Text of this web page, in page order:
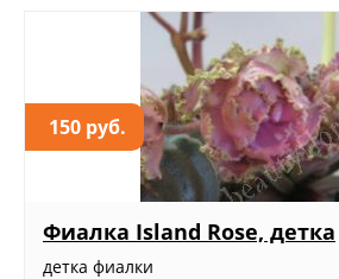
150 руб.
Фиалка Island Rose, детка
детка фиалки